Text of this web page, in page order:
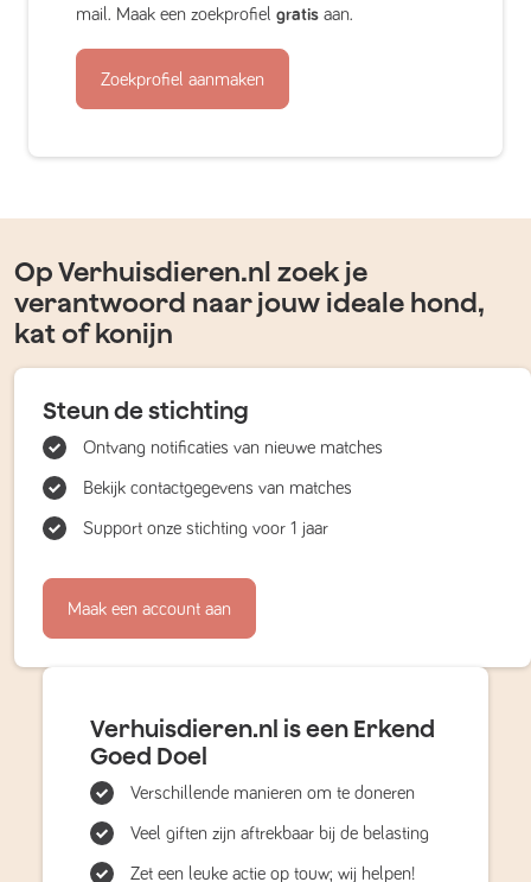
mail. Maak een zoekprofiel gratis aan.
Zoekprofiel aanmaken
Op Verhuisdieren.nl zoek je
verantwoord naar jouw ideale hond,
kat of konijn
Steun de stichting
Ontvang notificaties van nieuwe matches
Bekijk contactgegevens van matches
Support onze stichting voor 1 jaar
Maak een account aan
Verhuisdieren.nl is een Erkend
Goed Doel
Verschillende manieren om te doneren
Veel giften zijn aftrekbaar bij de belasting
Zet een leuke actie op touw; wij helpen!